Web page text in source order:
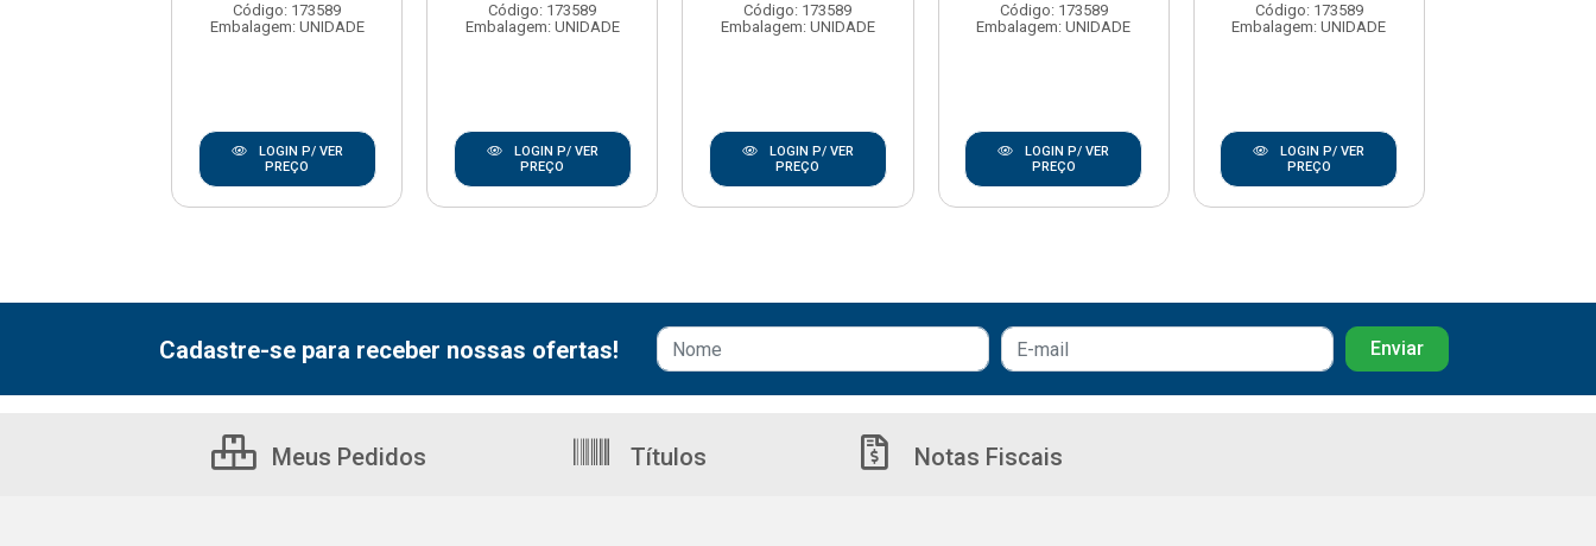
Código: 173589
Embalagem: UNIDADE
LOGIN P/ VER
PREÇO
Código: 173589
Embalagem: UNIDADE
LOGIN P/ VER
PREÇO
Código: 173589
Embalagem: UNIDADE
LOGIN P/ VER
PREÇO
Código: 173589
Embalagem: UNIDADE
LOGIN P/ VER
PREÇO
Código: 173589
Embalagem: UNIDADE
LOGIN P/ VER
PREÇO
Cadastre-se para receber nossas ofertas!
Meus Pedidos Títulos Notas Fiscais